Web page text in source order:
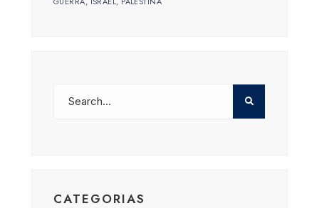
CATEGORIAS